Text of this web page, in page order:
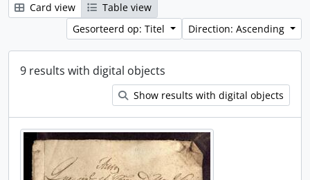
Card view
Table view
Gesorteerd op: Titel
Direction: Ascending
9 results with digital objects
Show results with digital objects